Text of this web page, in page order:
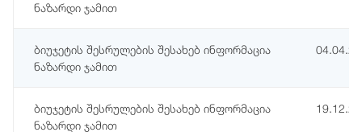
ნაზარდი ჯამით
ბიუჯეტის შესრულების შესახებ ინფორმაცია
ნაზარდი ჯამით
ბიუჯეტის შესრულების შესახებ ინფორმაცია
ნაზარდი ჯამით